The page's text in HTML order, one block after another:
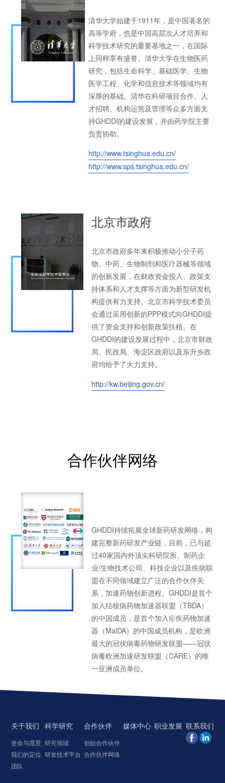
清华大学始建于1911年，是中国著名的
高等学府，也是中国高层次人才培养和
科学技术研究的重要基地之一，在国际
上同样享有盛誉。清华大学在生物医药
研究，包括生命科学、基础医学、生物
医学工程、化学和信息技术等领域均有
深厚的基础。清华在科研项目合作、人
才招聘、机构运营及管理等众多方面支
持GHDDI的建设发展，并由药学院主要
负责协助。
http://www.tsinghua.edu.cn/
http://www.sps.tsinghua.edu.cn/
北京市政府
北京市政府多年来积极推动小分子药
物、中药、生物制剂和医疗器械等领域
的创新发展，在财政资金投入、政策支
持体系和人才支撑等方面为新型研发机
构提供有力支持。北京市科学技术委员
会通过采用创新的PPP模式向GHDDI提
供了资金支持和创新政策扶植。在
GHDDI的建设发展过程中，北京市财政
局、民政局、海淀区政府以及东升乡政
府均给予了大力支持。
http://kw.beijing.gov.cn/
合作伙伴网络
GHDDI持续拓展全球新药研发网络，构
建完整新药研发产业链，目前，已与超
过40家国内外顶尖科研院所、制药企
业/生物技术公司、科技企业以及疾病联
盟在不同领域建立广泛的合作伙伴关
系，加速药物创新进程。GHDDI是首个
加入结核病药物加速器联盟（TBDA）
的中国成员，是首个加入疟疾药物加速
器（MalDA）的中国成员机构 ，是欧洲
最大的冠状病毒药物研发联盟——冠状
病毒欧洲加速研发联盟（CARE）的唯
一亚洲成员单位。
关于我们
使命与愿景
我们的定位
团队
科学研究
研究领域
研发技术平台
合作伙伴
创始合作伙伴
合作伙伴网络
媒体中心 职业发展 联系我们